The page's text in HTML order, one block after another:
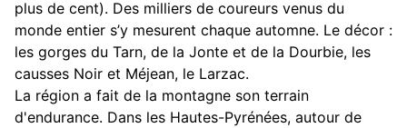
plus de cent). Des milliers de coureurs venus du
monde entier s’y mesurent chaque automne. Le décor :
les gorges du Tarn, de la Jonte et de la Dourbie, les
causses Noir et Méjean, le Larzac.
La région a fait de la montagne son terrain
d'endurance. Dans les Hautes-Pyrénées, autour de